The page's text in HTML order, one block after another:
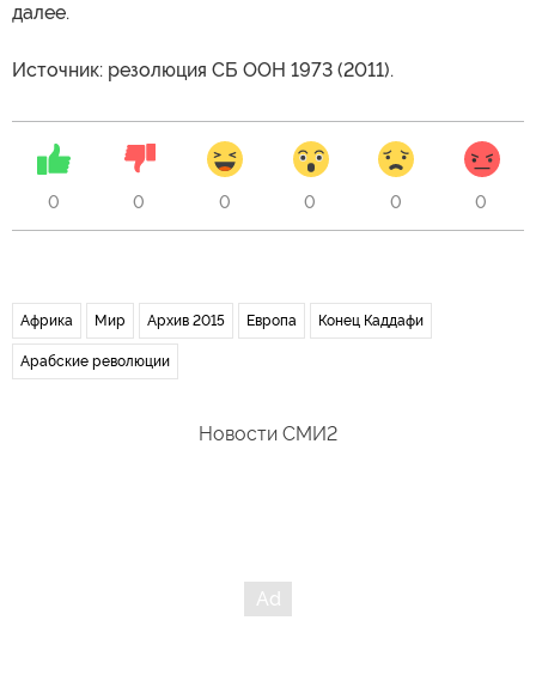
далее.
Источник: резолюция СБ ООН 1973 (2011).
0 0 0 0 0 0
Африка Мир Архив 2015 Европа Конец Каддафи
Арабские революции
Новости СМИ2